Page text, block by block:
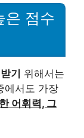
은 점수
기
위해서는
에서도 가장
어휘력, 그